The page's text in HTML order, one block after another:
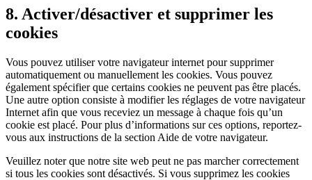
8. Activer/désactiver et supprimer les
cookies
Vous pouvez utiliser votre navigateur internet pour supprimer
automatiquement ou manuellement les cookies. Vous pouvez
également spécifier que certains cookies ne peuvent pas être placés.
Une autre option consiste à modifier les réglages de votre navigateur
Internet afin que vous receviez un message à chaque fois qu’un
cookie est placé. Pour plus d’informations sur ces options, reportez-
vous aux instructions de la section Aide de votre navigateur.
Veuillez noter que notre site web peut ne pas marcher correctement
si tous les cookies sont désactivés. Si vous supprimez les cookies